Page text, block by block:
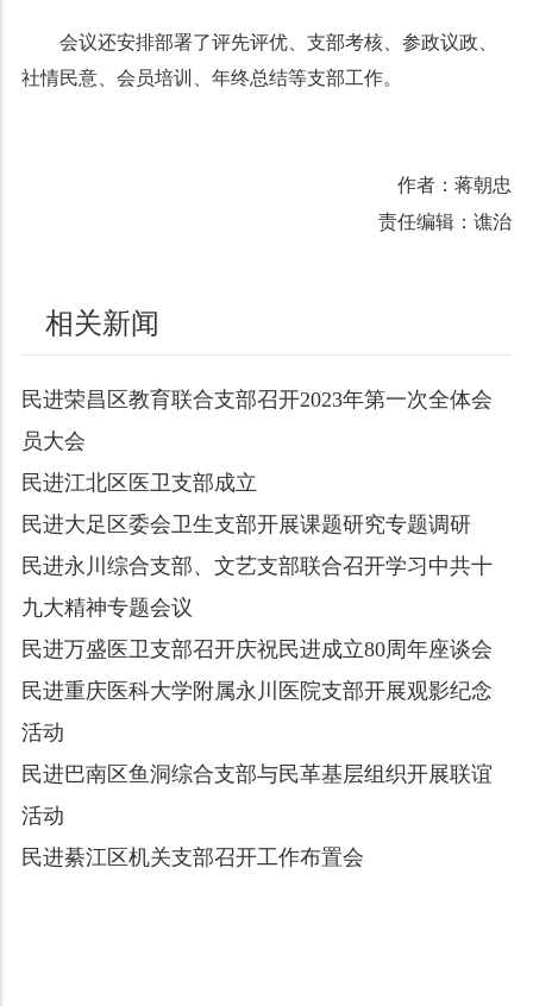
会议还安排部署了评先评优、支部考核、参政议政、
社情民意、会员培训、年终总结等支部工作。
作者：蒋朝忠
责任编辑：谯治
相关新闻
民进荣昌区教育联合支部召开2023年第一次全体会
员大会
民进江北区医卫支部成立
民进大足区委会卫生支部开展课题研究专题调研
民进永川综合支部、文艺支部联合召开学习中共十
九大精神专题会议
民进万盛医卫支部召开庆祝民进成立80周年座谈会
民进重庆医科大学附属永川医院支部开展观影纪念
活动
民进巴南区鱼洞综合支部与民革基层组织开展联谊
活动
民进綦江区机关支部召开工作布置会